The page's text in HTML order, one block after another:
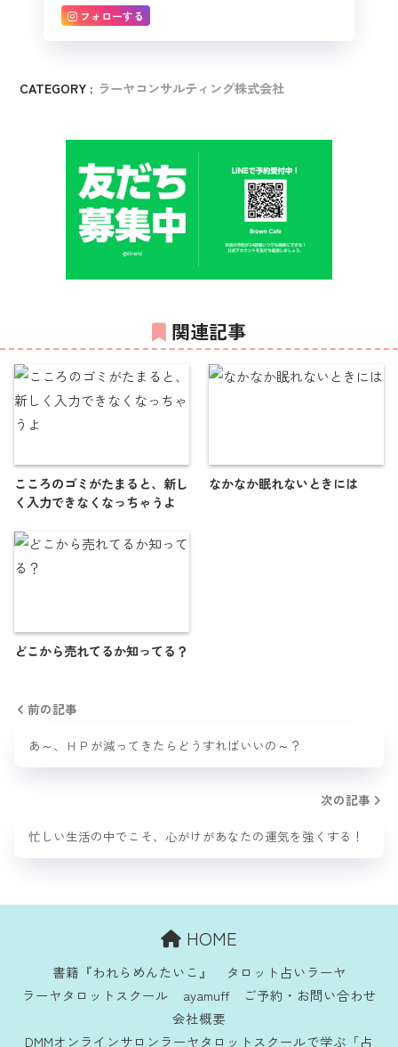
フォローする
CATEGORY : ラーヤコンサルティング株式会社
関連記事
こころのゴミがたまると、新し
く入力できなくなっちゃうよ
なかなか眠れないときには
どこから売れてるか知ってる？
前の記事
あ～、ＨＰが減ってきたらどうすればいいの～？
次の記事
忙しい生活の中でこそ、心がけがあなたの運気を強くする！
HOME
書籍『われらめんたいこ』
タロット占いラーヤ
ラーヤタロットスクール
ayamuff
ご予約・お問い合わせ
会社概要
DMMオンラインサロンラーヤタロットスクールで学ぶ「占